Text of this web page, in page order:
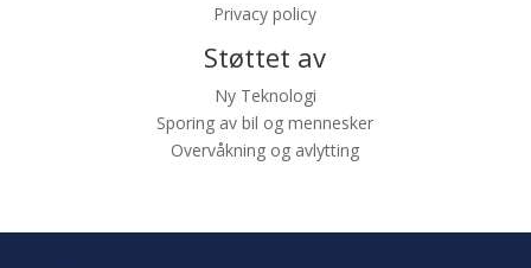
Privacy policy
Støttet av
Ny Teknologi
Sporing av bil og mennesker
Overvåkning og avlytting